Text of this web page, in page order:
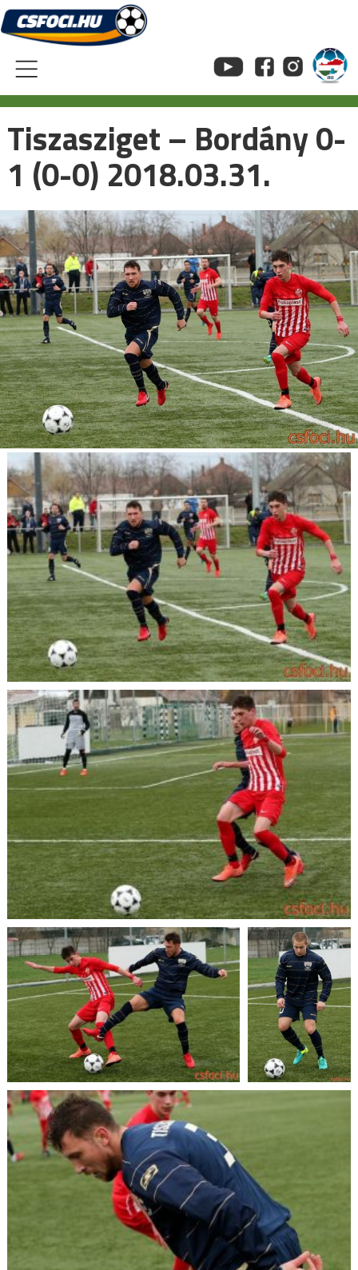
Skip
to
content
Tiszasziget – Bordány 0-
1 (0-0) 2018.03.31.